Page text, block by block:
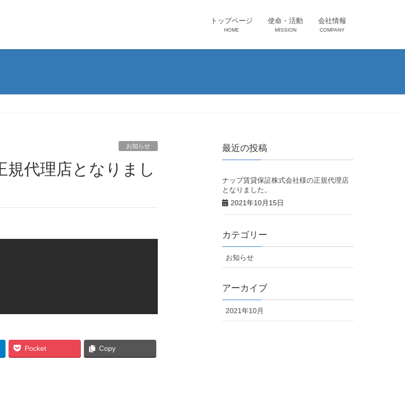
トップページ
HOME
使命・活動
MISSION
会社情報
COMPANY
お知らせ
Pocket Copy
最近の投稿
ナップ賃貸保証株式会社様の正規代理店
となりました。
2021年10月15日
カテゴリー
お知らせ
アーカイブ
2021年10月